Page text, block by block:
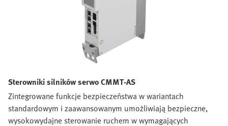
Sterowniki silników serwo CMMT-AS
Zintegrowane funkcje bezpieczeństwa w wariantach
standardowym i zaawansowanym umożliwiają bezpieczne,
wysokowydajne sterowanie ruchem w wymagających